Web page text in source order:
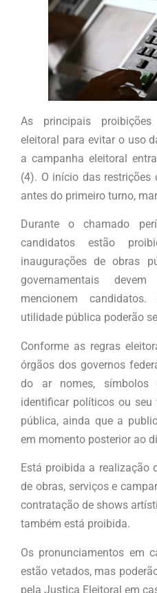
As principais
eleitoral para evitar o uso
a campanha eleitoral
(4). O início das restrições
antes do primeiro turno,
Durante o chamado
candidatos estão
inaugurações de obras
governamentais
mencionem
utilidade pública poderão
Conforme as regras
órgãos dos governos
do ar nomes, símbolos
identificar políticos ou
pública, ainda que a
em momento posterior ao
Está proibida a realização
de obras, serviços e
contratação de shows
também está proibida.
Os pronunciamentos em
estão vetados, mas
pela Justiça Eleitoral em